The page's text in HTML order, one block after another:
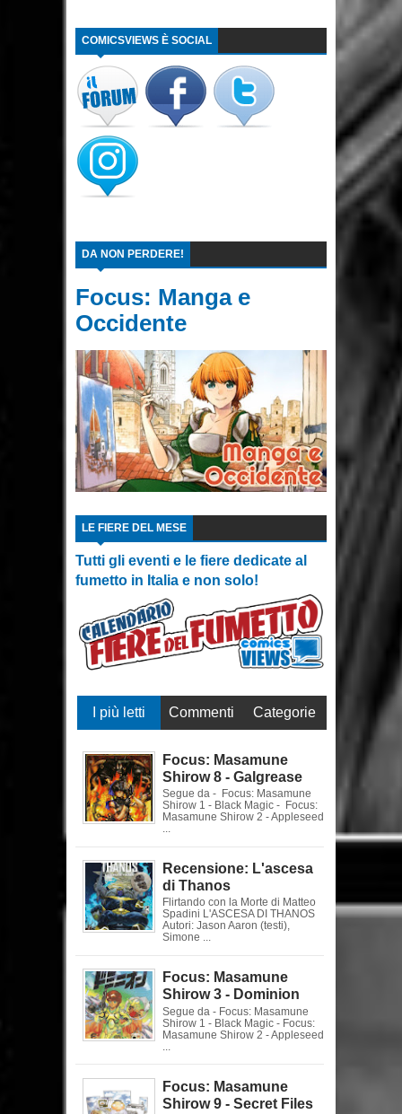
COMICSVIEWS È SOCIAL
DA NON PERDERE!
Focus: Manga e
Occidente
LE FIERE DEL MESE
Tutti gli eventi e le fiere dedicate al
fumetto in Italia e non solo!
I più letti Commenti Categorie
Focus: Masamune
Shirow 8 - Galgrease
Segue da - Focus: Masamune
Shirow 1 - Black Magic - Focus:
Masamune Shirow 2 - Appleseed
Recensione: L'ascesa
di Thanos
Flirtando con la Morte di Matteo
Spadini L'ASCESA DI THANOS
Autori: Jason Aaron (testi),
Simone ...
Focus: Masamune
Shirow 3 - Dominion
Segue da - Focus: Masamune
Shirow 1 - Black Magic - Focus:
Masamune Shirow 2 - Appleseed
Focus: Masamune
Shirow 9 - Secret Files